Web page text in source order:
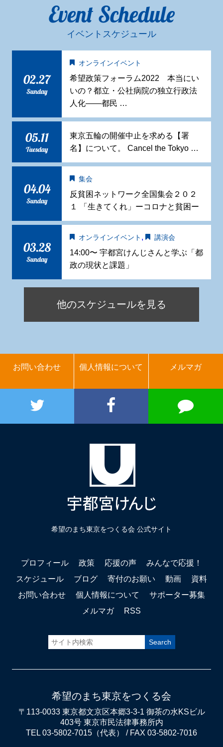
Event Schedule
イベントスケジュール
02.27
Sunday
オンラインイベント
希望政策フォーラム2022 本当にい
いの？都立・公社病院の独立行政法
人化——都民 …
05.11
Tuesday
東京五輪の開催中止を求める【署
名】について。 Cancel the Tokyo …
04.04
Sunday
集会
反貧困ネットワーク全国集会２０２
１ 「生きてくれ」ーコロナと貧困ー
03.28
Sunday
オンラインイベント , 講演会
14:00〜 宇都宮けんじさんと学ぶ「都
政の現状と課題」
他のスケジュールを見る
お問い合わせ 個人情報について メルマガ
希望のまち東京をつくる会 公式サイト
プロフィール 政策 応援の声
みんなで応援！
スケジュール
ブログ 寄付のお願い 動画
資料
お問い合わせ
個人情報について
サポーター募集
メルマガ
RSS
希望のまち東京をつくる会
〒113-0033 東京都文京区本郷3-3-1 御茶の水KSビル
403号 東京市民法律事務所内
TEL 03-5802-7015（代表） / FAX 03-5802-7016